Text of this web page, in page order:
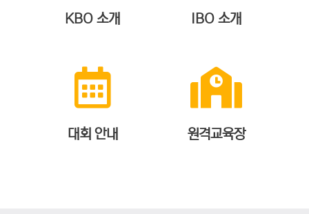
KBO 소개 IBO 소개
대회 안내 원격교육장